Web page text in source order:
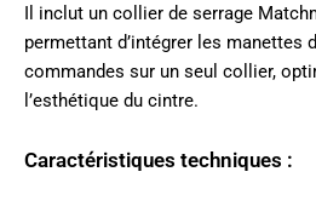
Il inclut un collier de serrage
permettant d’intégrer les manettes
commandes sur un seul collier,
l’esthétique du cintre.
Caractéristiques techniques :